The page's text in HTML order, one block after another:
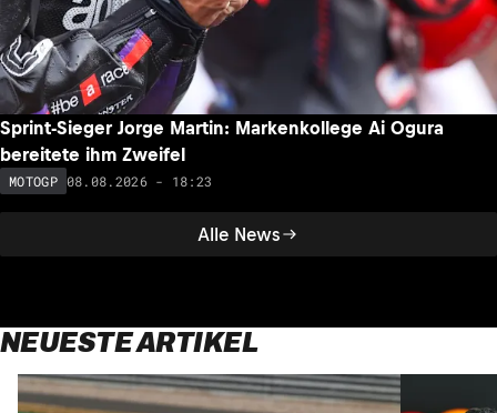
Alle News
Sprint-Sieger Jorge Martin: Markenkollege Ai Ogura
bereitete ihm Zweifel
MOTOGP 08.08.2026 - 18:23
NEUESTE ARTIKEL